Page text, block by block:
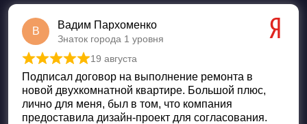
В
Вадим Пархоменко
Знаток города 1 уровня
Оценка5 из 5
19 августа
Подписал договор на выполнение ремонта в
новой двухкомнатной квартире. Большой плюс,
лично для меня, был в том, что компания
предоставила дизайн-проект для согласования.